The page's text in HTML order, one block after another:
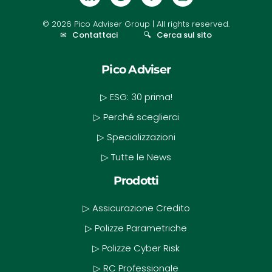
© 2026 Pico Adviser Group | All rights reserved.
✉ Contattaci 🔍 Cerca sul sito
Pico Adviser
▷ ESG: 30 prima!
▷ Perché sceglierci
▷ Specializzazioni
▷ Tutte le News
Prodotti
▷ Assicurazione Credito
▷ Polizze Parametriche
▷ Polizze Cyber Risk
▷ RC Professionale